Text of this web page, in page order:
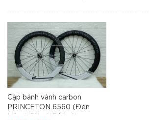
Cặp bánh vành carbon
PRINCETON 6560 (Đen